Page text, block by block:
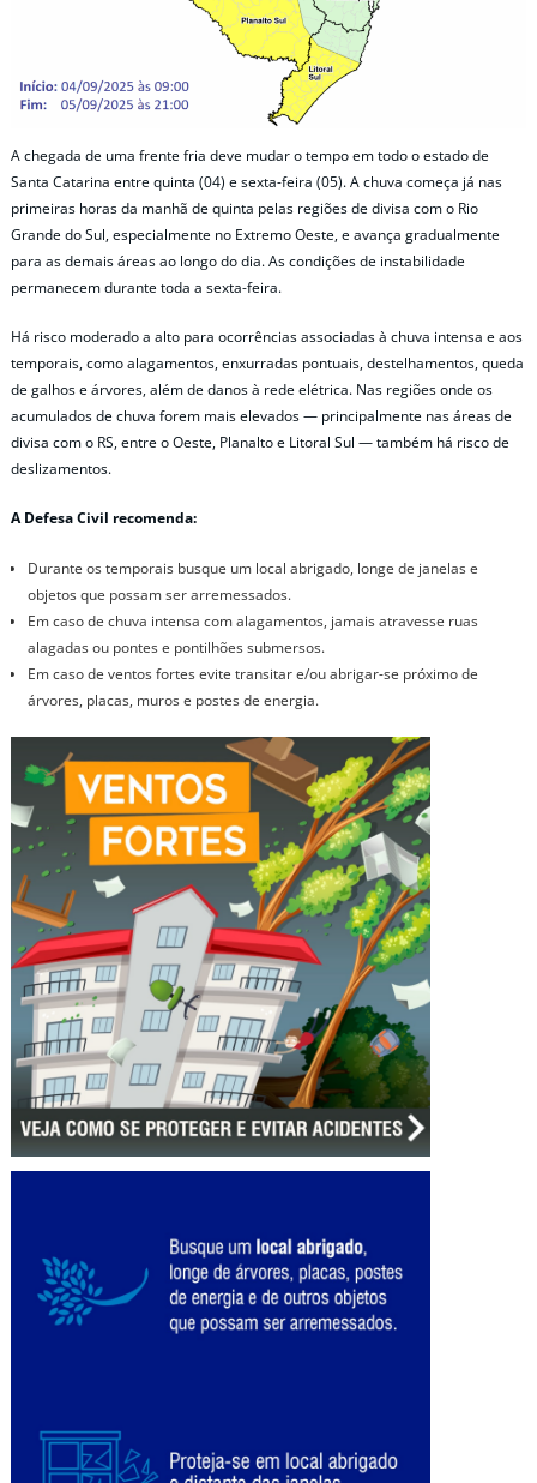
A chegada de uma frente fria deve mudar o tempo em todo o estado de
Santa Catarina entre quinta (04) e sexta-feira (05). A chuva começa já nas
primeiras horas da manhã de quinta pelas regiões de divisa com o Rio
Grande do Sul, especialmente no Extremo Oeste, e avança gradualmente
para as demais áreas ao longo do dia. As condições de instabilidade
permanecem durante toda a sexta-feira.
Há risco moderado a alto para ocorrências associadas à chuva intensa e aos
temporais, como alagamentos, enxurradas pontuais, destelhamentos, queda
de galhos e árvores, além de danos à rede elétrica. Nas regiões onde os
acumulados de chuva forem mais elevados — principalmente nas áreas de
divisa com o RS, entre o Oeste, Planalto e Litoral Sul — também há risco de
deslizamentos.
A Defesa Civil recomenda:
Durante os temporais busque um local abrigado, longe de janelas e
objetos que possam ser arremessados.
Em caso de chuva intensa com alagamentos, jamais atravesse ruas
alagadas ou pontes e pontilhões submersos.
Em caso de ventos fortes evite transitar e/ou abrigar-se próximo de
árvores, placas, muros e postes de energia.